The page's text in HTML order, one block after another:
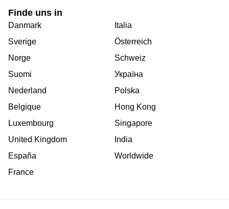
Finde uns in
Danmark
Sverige
Norge
Suomi
Nederland
Belgique
Luxembourg
United Kingdom
España
France
Italia
Österreich
Schweiz
Україна
Polska
Hong Kong
Singapore
India
Worldwide